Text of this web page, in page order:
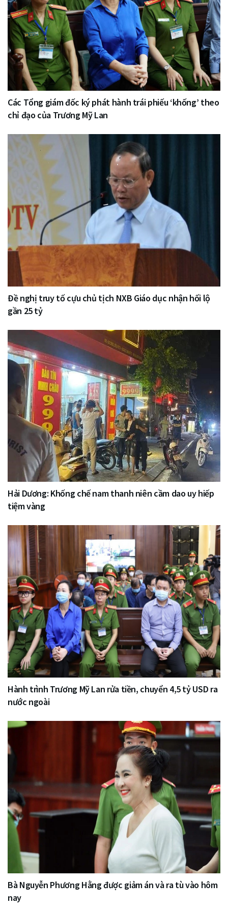
Các Tổng giám đốc ký phát hành trái phiếu ‘khống’ theo
chỉ đạo của Trương Mỹ Lan
Đề nghị truy tố cựu chủ tịch NXB Giáo dục nhận hối lộ
gần 25 tỷ
Hải Dương: Khống chế nam thanh niên cầm dao uy hiếp
tiệm vàng
Hành trình Trương Mỹ Lan rửa tiền, chuyển 4,5 tỷ USD ra
nước ngoài
Bà Nguyễn Phương Hằng được giảm án và ra tù vào hôm
nay